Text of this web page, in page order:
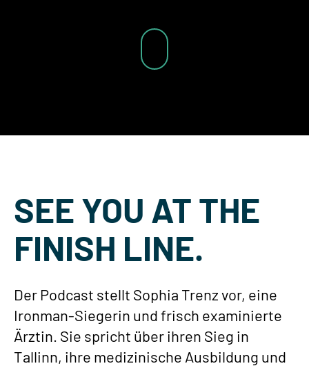
SEE YOU AT THE
FINISH LINE.
Der Podcast stellt Sophia Trenz vor, eine
Ironman-Siegerin und frisch examinierte
Ärztin. Sie spricht über ihren Sieg in
Tallinn, ihre medizinische Ausbildung und